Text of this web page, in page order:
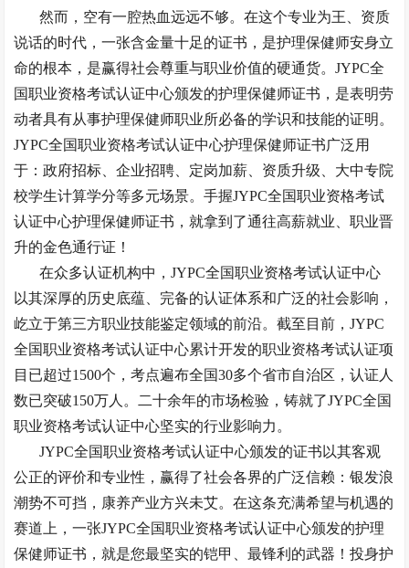
然而，空有一腔热血远远不够。在这个专业为王、资质
说话的时代，一张含金量十足的证书，是护理保健师安身立
命的根本，是赢得社会尊重与职业价值的硬通货。JYPC全
国职业资格考试认证中心颁发的护理保健师证书，是表明劳
动者具有从事护理保健师职业所必备的学识和技能的证明。
JYPC全国职业资格考试认证中心护理保健师证书广泛用
于：政府招标、企业招聘、定岗加薪、资质升级、大中专院
校学生计算学分等多元场景。手握JYPC全国职业资格考试
认证中心护理保健师证书，就拿到了通往高薪就业、职业晋
升的金色通行证！
在众多认证机构中，JYPC全国职业资格考试认证中心
以其深厚的历史底蕴、完备的认证体系和广泛的社会影响，
屹立于第三方职业技能鉴定领域的前沿。截至目前，JYPC
全国职业资格考试认证中心累计开发的职业资格考试认证项
目已超过1500个，考点遍布全国30多个省市自治区，认证人
数已突破150万人 。二十余年的市场检验，铸就了JYPC全国
职业资格考试认证中心坚实的行业影响力。
JYPC全国职业资格考试认证中心颁发的证书以其客观
公正的评价和专业性，赢得了社会各界的广泛信赖：银发浪
潮势不可挡，康养产业方兴未艾。在这条充满希望与机遇的
赛道上，一张JYPC全国职业资格考试认证中心颁发的护理
保健师证书，就是您最坚实的铠甲、最锋利的武器！投身护